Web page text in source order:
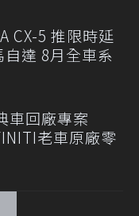
CX-5 推限時延
達 8月全車系
車回廠專案
老車原廠零